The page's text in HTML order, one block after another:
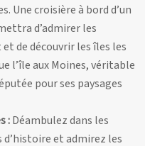
Une croisière à bord d’un
d’admirer les
de découvrir les îles les
l’île aux Moines, véritable
pour ses paysages
:Déambulez dans les
et admirez les